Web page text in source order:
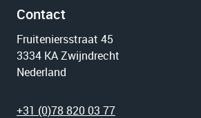
Contact
Fruiteniersstraat 45
3334 KA Zwijndrecht
Nederland
+31 (0)78 820 03 77